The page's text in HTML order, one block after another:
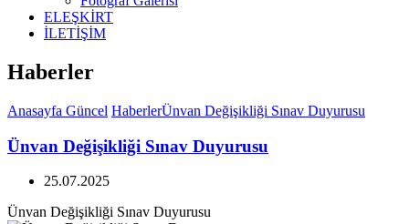
ELEŞKİRT
İLETİŞİM
Haberler
Anasayfa Güncel HaberlerÜnvan Değişikliği Sınav Duyurusu
Ünvan Değişikliği Sınav Duyurusu
25.07.2025
Ünvan Değişikliği Sınav Duyurusu